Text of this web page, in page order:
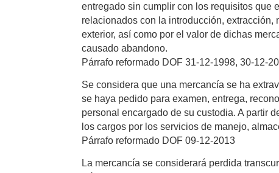
entregado sin cumplir con los requisitos que
relacionados con la introducción,
exterior, así como por el valor de dichas
causado abandono.
Párrafo reformado DOF 31-12-1998, 30-12-
Se considera que una mercancía se ha
se haya pedido para examen, entrega,
personal encargado de su custodia. A partir
los cargos por los servicios de manejo,
Párrafo reformado DOF 09-12-2013
La mercancía se considerará perdida